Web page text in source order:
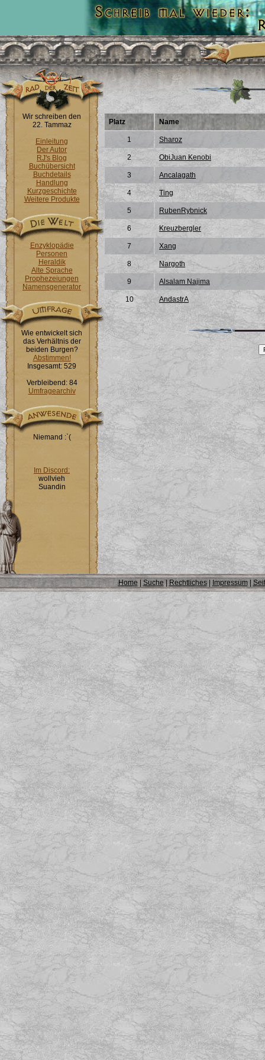
Wir schreiben den
22. Tammaz
Einleitung
Der Autor
RJ's Blog
Buchübersicht
Buchdetails
Handlung
Kurzgeschichte
Weitere Produkte
Enzyklopädie
Personen
Heraldik
Alte Sprache
Prophezeiungen
Namensgenerator
Wie entwickelt sich
das Verhältnis der
beiden Burgen?
Abstimmen!
Insgesamt: 529
Verbleibend: 84
Umfragearchiv
Niemand :`(
Im Discord:
wollvieh
Suandin
Platz Name
1 Sharoz
2 ObiJuan Kenobi
3 Ancalagath
4 Ting
5 RubenRybnick
6 Kreuzbergler
7 Xang
8 Nargoth
9 Alsalam Najima
10 AndastrA
Home| Suche | Rechtliches| Impressum|